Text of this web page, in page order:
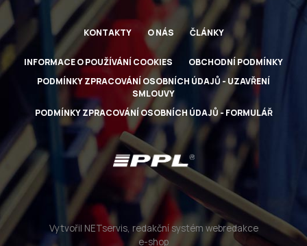
KONTAKTY O NÁS ČLÁNKY
INFORMACE O POUŽÍVÁNÍ COOKIES
OBCHODNÍ PODMÍNKY
PODMÍNKY ZPRACOVÁNÍ OSOBNÍCH ÚDAJŮ - UZAVŘENÍ
SMLOUVY
PODMÍNKY ZPRACOVÁNÍ OSOBNÍCH ÚDAJŮ - FORMULÁŘ
Vytvořil NETservis, redakční systém webredakce
e-shop